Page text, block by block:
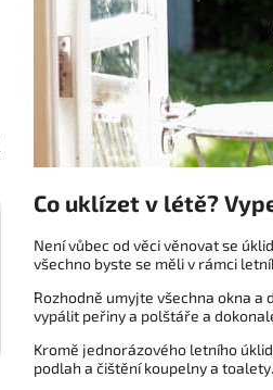
Co uklízet v létě?
Není vůbec od věci věnovat se
všechno byste se měli v rámci
Rozhodně umyjte všechna okna a
vypálit peřiny a polštáře a
Kromě jednorázového letního
podlah a čištění koupelny a